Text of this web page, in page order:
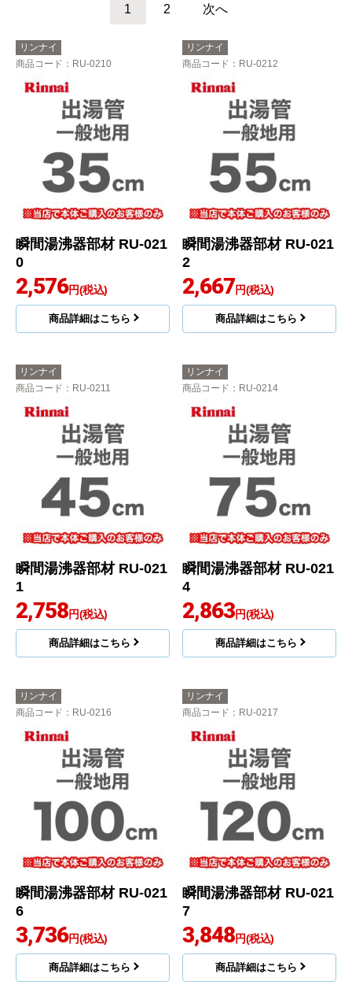
1 2 次へ
リンナイ
商品コード ：RU-0210
瞬間湯沸器部材 RU-021
0
2,576円(税込)
商品詳細はこちら
リンナイ
商品コード ：RU-0212
瞬間湯沸器部材 RU-021
2
2,667円(税込)
商品詳細はこちら
リンナイ
商品コード ：RU-0211
瞬間湯沸器部材 RU-021
1
2,758円(税込)
商品詳細はこちら
リンナイ
商品コード ：RU-0214
瞬間湯沸器部材 RU-021
4
2,863円(税込)
商品詳細はこちら
リンナイ
商品コード ：RU-0216
瞬間湯沸器部材 RU-021
6
3,736円(税込)
商品詳細はこちら
リンナイ
商品コード ：RU-0217
瞬間湯沸器部材 RU-021
7
3,848円(税込)
商品詳細はこちら